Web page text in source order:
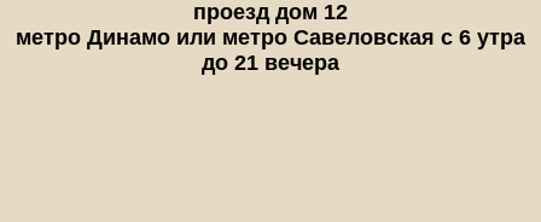
проезд дом 12
метро Динамо или метро Савеловская с 6 утра
до 21 вечера